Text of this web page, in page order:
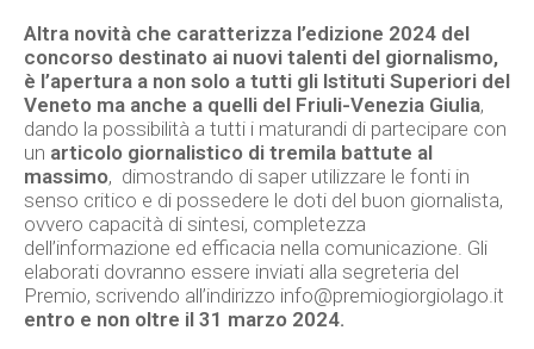
Altra novità che caratterizza l’edizione 2024 del
concorso destinato ai nuovi talenti del giornalismo,
è l’apertura a non solo a tutti gli Istituti Superiori del
Veneto ma anche a quelli del Friuli-Venezia Giulia,
dando la possibilità a tutti i maturandi di partecipare con
un articolo giornalistico di tremila battute al
massimo, dimostrando di saper utilizzare le fonti in
senso critico e di possedere le doti del buon giornalista,
ovvero capacità di sintesi, completezza
dell’informazione ed efficacia nella comunicazione. Gli
elaborati dovranno essere inviati alla segreteria del
Premio, scrivendo all’indirizzo info@premiogiorgiolago.it
entro e non oltre il 31 marzo 2024.